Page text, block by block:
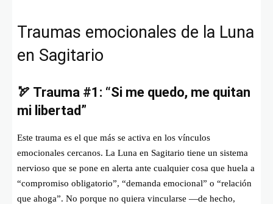
Traumas emocionales de la Luna
en Sagitario
🏹 Trauma #1: “Si me quedo, me quitan
mi libertad”
Este trauma es el que más se activa en los vínculos
emocionales cercanos. La Luna en Sagitario tiene un sistema
nervioso que se pone en alerta ante cualquier cosa que huela a
“compromiso obligatorio”, “demanda emocional” o “relación
que ahoga”. No porque no quiera vincularse —de hecho,